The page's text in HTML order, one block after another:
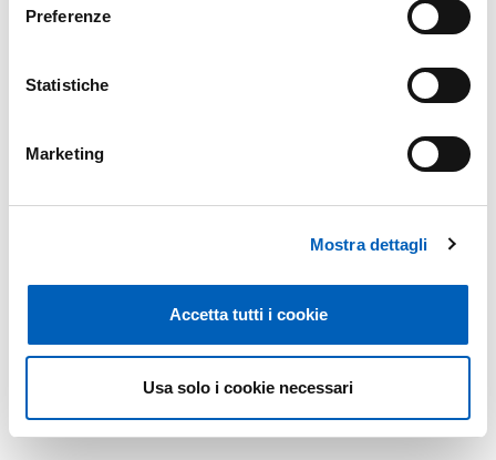
Preferenze
Statistiche
Marketing
Mostra dettagli
Accetta tutti i cookie
Usa solo i cookie necessari
02/05/2024